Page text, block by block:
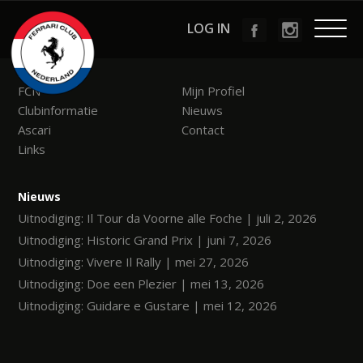
Menu
FCN
Mijn Profiel
Clubinformatie
Nieuws
Ascari
Contact
Links
Nieuws
Uitnodiging: Il Tour da Voorne alle Foche | juli 2, 2026
Uitnodiging: Historic Grand Prix | juni 7, 2026
Uitnodiging: Vivere Il Rally | mei 27, 2026
Uitnodiging: Doe een Plezier | mei 13, 2026
Uitnodiging: Guidare e Gustare | mei 12, 2026
LOG IN